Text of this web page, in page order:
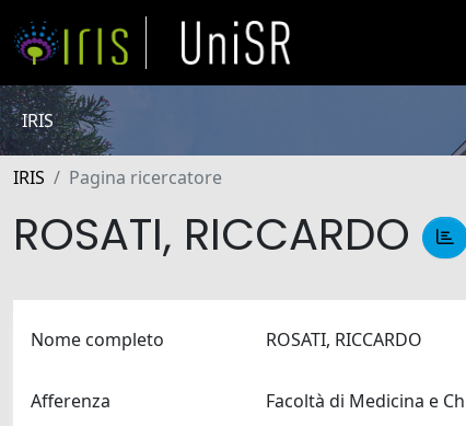
IRIS
IRIS Pagina ricercatore
ROSATI, RICCARDO
Nome completo ROSATI, RICCARDO
Afferenza Facoltà di Medicina e